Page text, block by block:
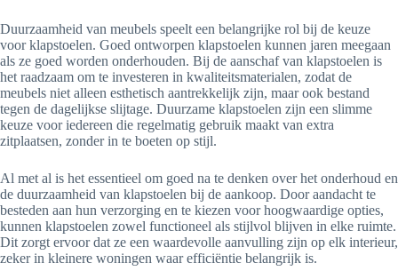
Duurzaamheid van meubels speelt een belangrijke rol bij de keuze
voor klapstoelen. Goed ontworpen klapstoelen kunnen jaren meegaan
als ze goed worden onderhouden. Bij de aanschaf van klapstoelen is
het raadzaam om te investeren in kwaliteitsmaterialen, zodat de
meubels niet alleen esthetisch aantrekkelijk zijn, maar ook bestand
tegen de dagelijkse slijtage. Duurzame klapstoelen zijn een slimme
keuze voor iedereen die regelmatig gebruik maakt van extra
zitplaatsen, zonder in te boeten op stijl.
Al met al is het essentieel om goed na te denken over het onderhoud en
de duurzaamheid van klapstoelen bij de aankoop. Door aandacht te
besteden aan hun verzorging en te kiezen voor hoogwaardige opties,
kunnen klapstoelen zowel functioneel als stijlvol blijven in elke ruimte.
Dit zorgt ervoor dat ze een waardevolle aanvulling zijn op elk interieur,
zeker in kleinere woningen waar efficiëntie belangrijk is.